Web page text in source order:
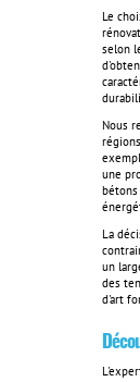
Le
selon
Nous
une
La
un
des
d'art